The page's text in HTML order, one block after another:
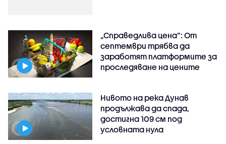
„Справедлива цена“: От
септември трябва да
заработят платформите за
проследяване на цените
Нивото на река Дунав
продължава да спада,
достигна 109 см под
условната нула